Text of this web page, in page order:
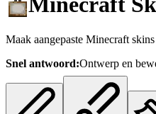
Maak aangepaste Minecraft
Snel antwoord:Ontwerp en